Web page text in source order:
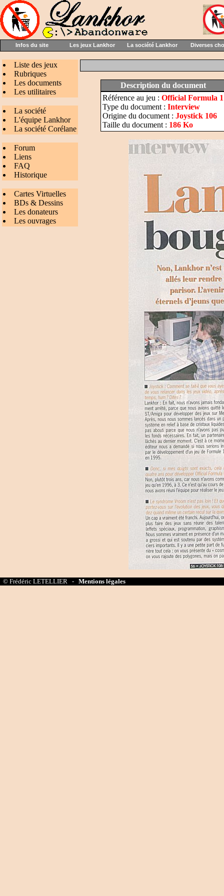
Infos du site Les jeux Lankhor La société Lankhor Diverses
Liste des jeux
Rubriques
Les documents
Les utilitaires
La société
L'équipe Lankhor
La société Corélane
Forum
Liens
FAQ
Historique
Cartes Virtuelles
BDs & Dessins
Les donateurs
Les ouvrages
Description du document
Référence au jeu : Official Formula
Type du document : Interview
Origine du document : Joystick 106
Taille du document : 186 Ko
© Frédéric LETELLIER - Mentions légales